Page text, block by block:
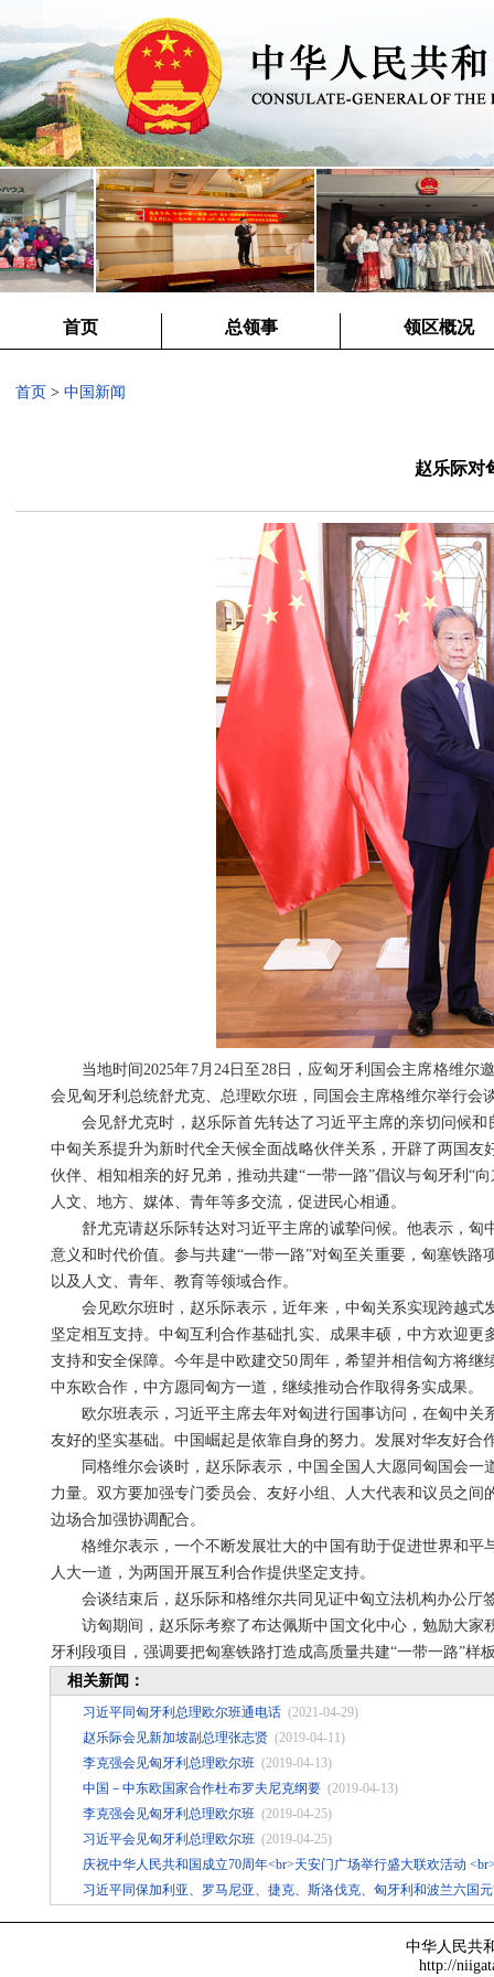
首页 总领事 领区概况
首页 > 中国新闻
赵乐际对
当地时间2025年7月24日至28日，应匈牙利国会主席格维
会见匈牙利总统舒尤克、总理欧尔班，同国会主席格维尔举行会
会见舒尤克时，赵乐际首先转达了习近平主席的亲切问候
中匈关系提升为新时代全天候全面战略伙伴关系，开辟了两国
伙伴、相知相亲的好兄弟，推动共建“一带一路”倡议与匈牙利“
人文、地方、媒体、青年等多交流，促进民心相通。
舒尤克请赵乐际转达对习近平主席的诚挚问候。他表示，
意义和时代价值。参与共建“一带一路”对匈至关重要，匈塞铁
以及人文、青年、教育等领域合作。
会见欧尔班时，赵乐际表示，近年来，中匈关系实现跨越
坚定相互支持。中匈互利合作基础扎实、成果丰硕，中方欢迎
支持和安全保障。今年是中欧建交50周年，希望并相信匈方将
中东欧合作，中方愿同匈方一道，继续推动合作取得务实成果。
欧尔班表示，习近平主席去年对匈进行国事访问，在匈中
友好的坚实基础。中国崛起是依靠自身的努力。发展对华友好
同格维尔会谈时，赵乐际表示，中国全国人大愿同匈国会
力量。双方要加强专门委员会、友好小组、人大代表和议员之
边场合加强协调配合。
格维尔表示，一个不断发展壮大的中国有助于促进世界和
人大一道，为两国开展互利合作提供坚定支持。
会谈结束后，赵乐际和格维尔共同见证中匈立法机构办公厅
访匈期间，赵乐际考察了布达佩斯中国文化中心，勉励大
牙利段项目，强调要把匈塞铁路打造成高质量共建“一带一路”
相关新闻：
习近平同匈牙利总理欧尔班通电话 (2021-04-29)
赵乐际会见新加坡副总理张志贤 (2019-04-11)
李克强会见匈牙利总理欧尔班 (2019-04-13)
中国－中东欧国家合作杜布罗夫尼克纲要 (2019-04-13)
李克强会见匈牙利总理欧尔班 (2019-04-25)
习近平会见匈牙利总理欧尔班 (2019-04-25)
庆祝中华人民共和国成立70周年<br>天安门广场举行盛大联欢活动
习近平同保加利亚、罗马尼亚、捷克、斯洛伐克、匈牙利和波兰六
中华人民共
http://